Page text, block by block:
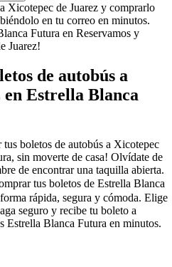
Xicotepec de Juarez y comprarlo
en tu correo en minutos.
Futura en Reservamos y
Juarez!
de autobús a
en Estrella Blanca
tus boletos de autobús a Xicotepec
sin moverte de casa! Olvídate de
de encontrar una taquilla abierta.
tus boletos de Estrella Blanca
rápida, segura y cómoda. Elige
seguro y recibe tu boleto a
Estrella Blanca Futura en minutos.